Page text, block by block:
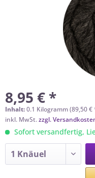
8,95 € *
Inhalt:0.1 Kilogramm (89,50
inkl. MwSt.zzgl.
Sofort versandfertig,